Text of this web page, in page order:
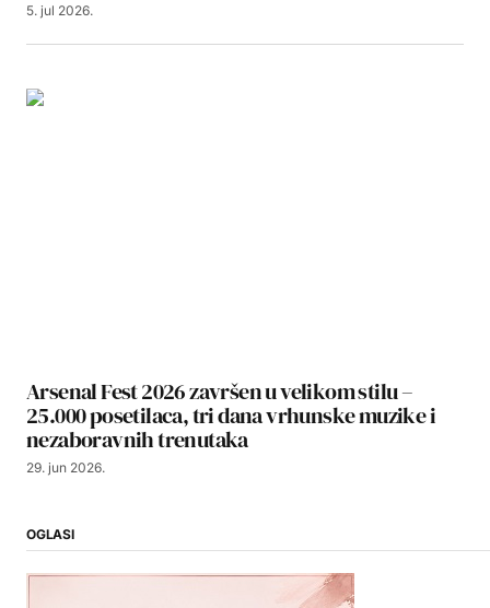
5. jul 2026.
Arsenal Fest 2026 završen u velikom stilu –
25.000 posetilaca, tri dana vrhunske muzike i
nezaboravnih trenutaka
29. jun 2026.
OGLASI